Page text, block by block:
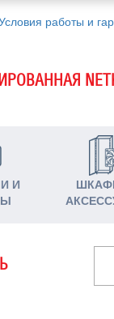
работы и
И